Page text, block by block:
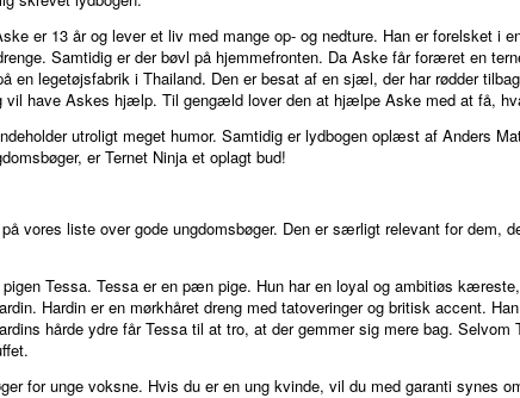
er 13 år og lever et liv med mange op- og nedture. Han er forelsket i
Samtidig er der bøvl på hjemmefronten. Da Aske får foræret en
en legetøjsfabrik i Thailand. Den er besat af en sjæl, der har rødder
vil have Askes hjælp. Til gengæld lover den at hjælpe Aske med at få,
utroligt meget humor. Samtidig er lydbogen oplæst af Anders
er Ternet Ninja et oplagt bud!
vores liste over gode ungdomsbøger. Den er særligt relevant for dem,
Tessa. Tessa er en pæn pige. Hun har en loyal og ambitiøs
Hardin er en mørkhåret dreng med tatoveringer og britisk accent.
hårde ydre får Tessa til at tro, at der gemmer sig mere bag.
for unge voksne. Hvis du er en ung kvinde, vil du med garanti synes